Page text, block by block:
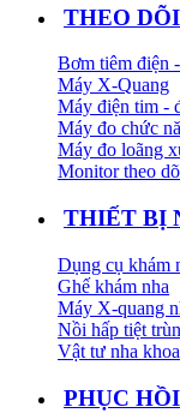
THEO
Bơm tiêm điện
Máy X-Quang
Máy điện tim -
Máy đo chức
Máy đo loãng
Monitor theo
THIẾT BỊ
Dụng cụ khám
Ghế khám nha
Máy X-quang
Nồi hấp tiệt
Vật tư nha khoa
PHỤC